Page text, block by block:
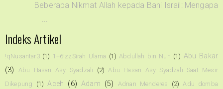
Beberapa Nikmat Allah kepada Bani Israil: Mengapa
...
Indeks Artikel
!qNusantar3 (1) 1+6!zzSirah Ulama (1) Abdullah bin Nuh (1) Abu Bakar
(3)
Abu Hasan Asy Syadzali (2) Abu Hasan Asy Syadzali Saat Mesir
Dikepung
(1) Aceh (6) Adam (5) Adnan Menderes (2) Adu domba